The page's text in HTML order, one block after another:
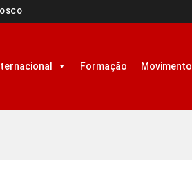
Formação Movimento